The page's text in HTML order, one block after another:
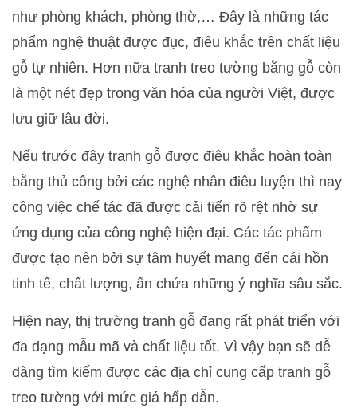
như phòng khách, phòng thờ,… Đây là những tác
phẩm nghệ thuật được đục, điêu khắc trên chất liệu
gỗ tự nhiên. Hơn nữa tranh treo tường bằng gỗ còn
là một nét đẹp trong văn hóa của người Việt, được
lưu giữ lâu đời.
Nếu trước đây tranh gỗ được điêu khắc hoàn toàn
bằng thủ công bởi các nghệ nhân điêu luyện thì nay
công việc chế tác đã được cải tiến rõ rệt nhờ sự
ứng dụng của công nghệ hiện đại. Các tác phẩm
được tạo nên bởi sự tâm huyết mang đến cái hồn
tinh tế, chất lượng, ẩn chứa những ý nghĩa sâu sắc.
Hiện nay, thị trường tranh gỗ đang rất phát triển với
đa dạng mẫu mã và chất liệu tốt. Vì vậy bạn sẽ dễ
dàng tìm kiếm được các địa chỉ cung cấp tranh gỗ
treo tường với mức giá hấp dẫn.